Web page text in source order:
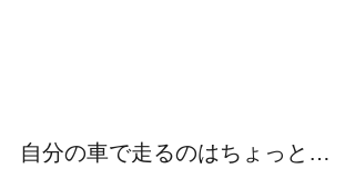
自分の車で走るのはちょっと…